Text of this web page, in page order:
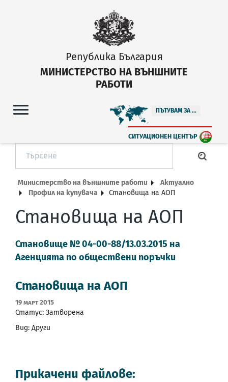
Република България
МИНИСТЕРСТВО НА ВЪНШНИТЕ
РАБОТИ
ПЪТУВАМ ЗА ...
СИТУАЦИОНЕН ЦЕНТЪР
Министерство на външните работи
Актуално
Профил на купувача
Становища на АОП
Становища на АОП
Становище № 04-00-88/13.03.2015 на
Агенцията по обществени поръчки
Становища на АОП
19 Март 2015
Статус: Затворена
Вид: Други
Прикачени файлове: